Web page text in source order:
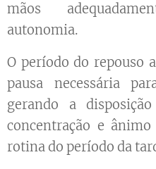
mãos
autonomia.
O período do repouso
pausa necessária
gerando a
concentração e
rotina do período da